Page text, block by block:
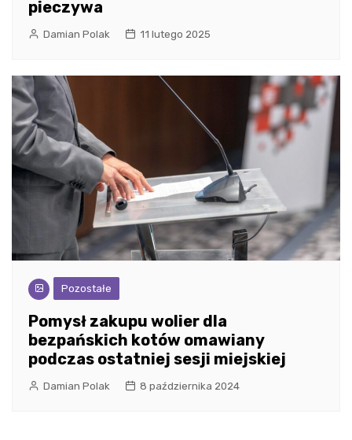
pieczywa
Damian Polak 11 lutego 2025
Pozostałe
Pomysł zakupu wolier dla
bezpańskich kotów omawiany
podczas ostatniej sesji miejskiej
Damian Polak 8 października 2024